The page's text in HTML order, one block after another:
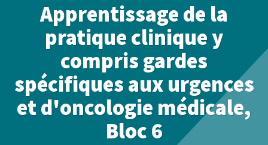
Apprentissage de la
pratique clinique y
compris gardes
spécifiques aux urgences
et d'oncologie médicale,
Bloc 6